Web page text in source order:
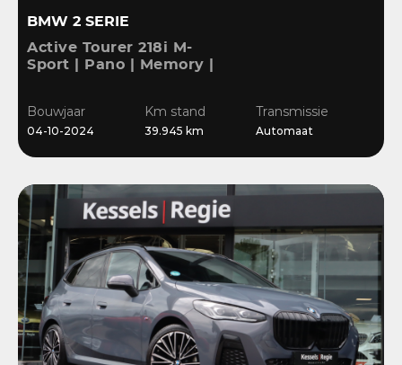
BMW 2 SERIE
Active Tourer 218i M-
Sport | Pano | Memory |
Massage |
Stuur/Stoelverwarming |
Bouwjaar
04-10-2024
Km stand
39.945 km
Transmissie
Automaat